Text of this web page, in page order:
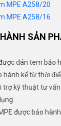
MPE A258/20
MPE A258/16
SẢN
dán tem bảo
hành kể từ thời
trợ kỹ thuật tư
được bảo